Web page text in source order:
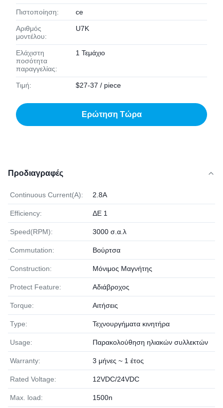
Πιστοποίηση: ce
Αριθμός
μοντέλου:
U7K
Ελάχιστη
ποσότητα
παραγγελίας:
1 Τεμάχιο
Τιμή: $27-37 / piece
Ερώτηση Τώρα
Προδιαγραφές
Continuous Current(A): 2.8A
Efficiency: ΔΕ 1
Speed(RPM): 3000 σ.α.λ
Commutation: Βούρτσα
Construction: Μόνιμος Μαγνήτης
Protect Feature: Αδιάβροχος
Torque: Αιτήσεις
Type: Τεχνουργήματα κινητήρα
Usage: Παρακολούθηση ηλιακών συλλεκτών
Warranty: 3 μήνες ~ 1 έτος
Rated Voltage: 12VDC/24VDC
Max. load: 1500n